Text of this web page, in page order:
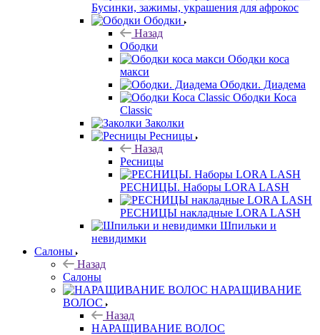
Бусинки, зажимы, украшения для афрокос
Ободки
Назад
Ободки
Ободки коса
макси
Ободки. Диадема
Ободки Коса
Classic
Заколки
Ресницы
Назад
Ресницы
РЕСНИЦЫ. Наборы LORA LASH
РЕСНИЦЫ накладные LORA LASH
Шпильки и
невидимки
Салоны
Назад
Салоны
НАРАЩИВАНИЕ
ВОЛОС
Назад
НАРАЩИВАНИЕ ВОЛОС